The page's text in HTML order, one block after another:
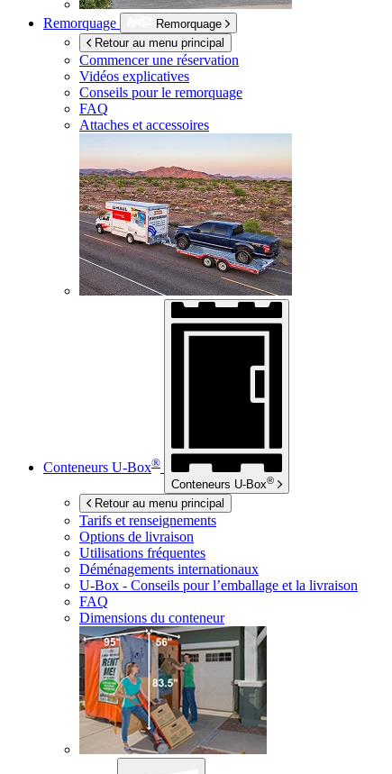
Remorquage
Remorquage
Retour au menu principal
Commencer une réservation
Vidéos explicatives
Conseils pour le remorquage
FAQ
Attaches et accessoires
Conteneurs U-Box®
Conteneurs U-Box®
Retour au menu principal
Tarifs et renseignements
Options de livraison
Utilisations fréquentes
Déménagements internationaux
U-Box - Conseils pour l’emballage et la livraison
FAQ
Dimensions du conteneur